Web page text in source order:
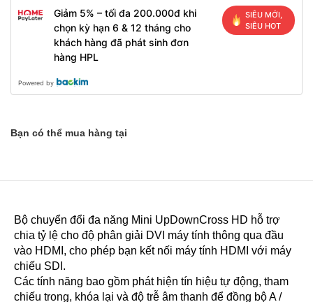
Giảm 5% – tối đa 200.000đ khi
chọn kỳ hạn 6 & 12 tháng cho
khách hàng đã phát sinh đơn
hàng HPL
SIÊU MỚI,
SIÊU HOT
Powered by
Bạn có thể mua hàng tại
Bộ chuyển đổi đa năng Mini UpDownCross HD hỗ trợ
chia tỷ lệ cho độ phân giải DVI máy tính thông qua đầu
vào HDMI, cho phép bạn kết nối máy tính HDMI với máy
chiếu SDI.
Các tính năng bao gồm phát hiện tín hiệu tự động, tham
chiếu trong, khóa lại và độ trễ âm thanh để đồng bộ A /